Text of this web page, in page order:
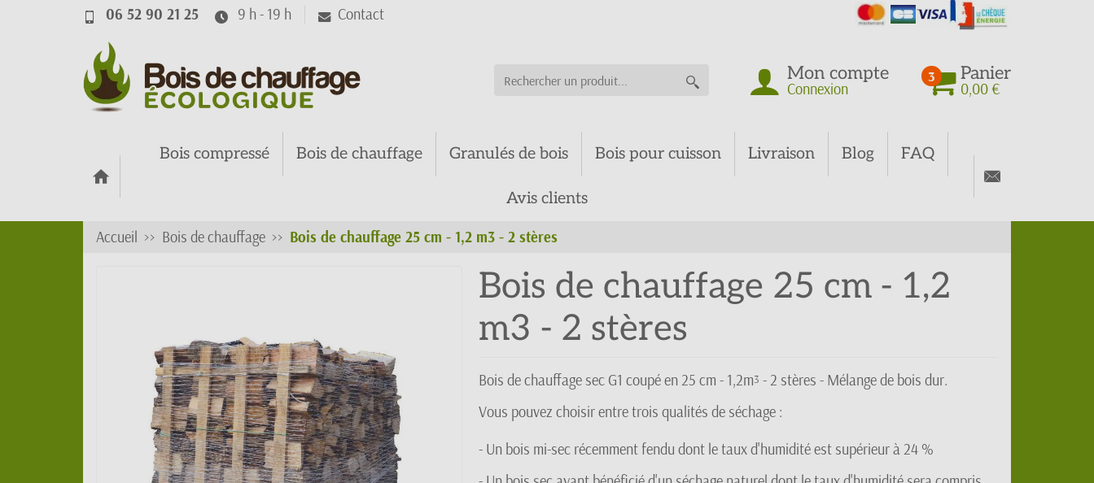
06 52 90 21 25 9 h - 19 h Contact
Mon compte
Connexion
3 Panier
0,00 €
Bois compressé Bois de chauffage Granulés de bois Bois pour cuisson Livraison Blog FAQ
Avis clients
Accueil Bois de chauffage Bois de chauffage 25 cm - 1,2 m3 - 2 stères
Bois de chauffage 25 cm - 1,2
m3 - 2 stères
Bois de chauffage sec G1 coupé en 25 cm - 1,2m3 - 2 stères - Mélange de bois dur.
Vous pouvez choisir entre trois qualités de séchage :
- Un bois mi-sec récemment fendu dont le taux d'humidité est supérieur à 24 %